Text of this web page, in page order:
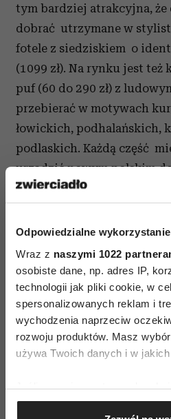
Odpowiedzialne
Wraz z naszymi 1022
osobiste dane, np. adres IP,
technologii jak pliki cookie, w
spersonalizowanych reklam i
wychodzenia naprzeciw
rozwoju produktów. Masz
używa Twoich danych i w
Jeśli wyrazisz na to zgodę,
Gromadzić dane
tym bardziej atrakcyjna, że
dobrać utrzymane w
fotele z siedziskiem o
(1099 zł). Na rynku jest
puf (60 do 290 zł) z
przebierać w motywach
łowickich, podhalańskich,
podlaskich. Każdą część
urządzić nowym polskim
wyłączając łazienki. Za 699
zafundować wymalowaną
spełniającą wszystkie
normy hydrauliczne
(wykonawca – Opera
świetnie prezentują się
zaokrąglonym oparciem
łowickie pasiaki (595 zł) i
kanapowy z ornamentem
Katarzynę Herman-Janiec